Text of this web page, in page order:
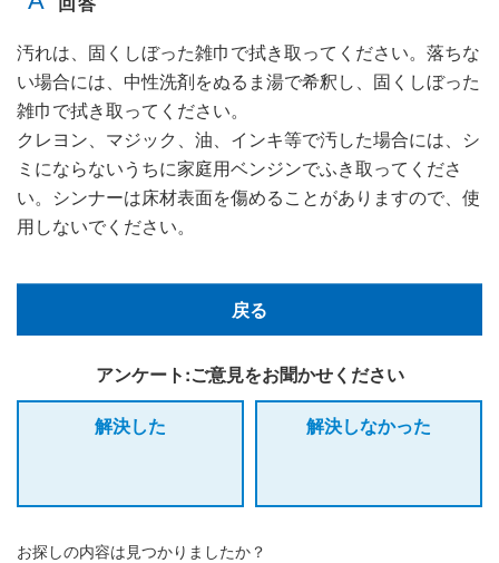
汚れは、固くしぼった雑巾で拭き取ってください。落ちな
い場合には、中性洗剤をぬるま湯で希釈し、固くしぼった
雑巾で拭き取ってください。
クレヨン、マジック、油、インキ等で汚した場合には、シ
ミにならないうちに家庭用ベンジンでふき取ってくださ
い。シンナーは床材表面を傷めることがありますので、使
用しないでください。
戻る
アンケート:ご意見をお聞かせください
解決した
解決しなかった
お探しの内容は見つかりましたか？